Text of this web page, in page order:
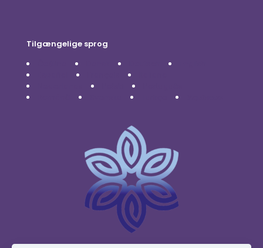
Tilgængelige sprog